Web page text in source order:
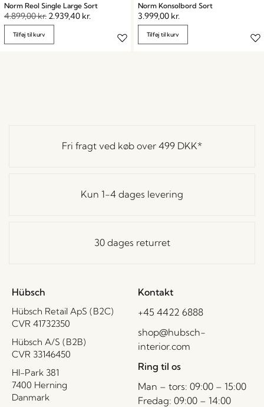
Norm Reol Single Large Sort
4.899,00kr. 2.939,40 kr.
Tilføj til kurv
Norm Konsolbord Sort
3.999,00 kr.
Tilføj til kurv
Fri fragt ved køb over 499 DKK*
Kun 1-4 dages levering
30 dages returret
Hübsch
Hübsch Retail ApS (B2C)
CVR 41732350
Hübsch A/S (B2B)
CVR 33146450
HI-Park 381
7400 Herning
Danmark
Kontakt
+45 4422 6888
shop@hubsch-
interior.com
Ring til os
Man – tors: 09:00 – 15:00
Fredag: 09:00 – 14:00